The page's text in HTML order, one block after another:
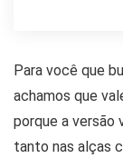
Para você que
achamos que
porque a versão
tanto nas alças